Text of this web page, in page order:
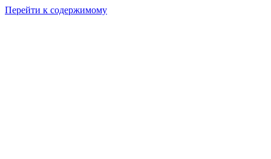
Перейти к содержимому